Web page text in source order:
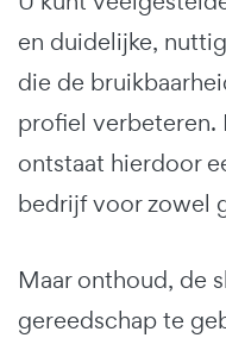
en duidelijke,
die de
profiel verbeteren.
ontstaat hierdoor
bedrijf voor zowel
Maar onthoud, de
gereedschap te